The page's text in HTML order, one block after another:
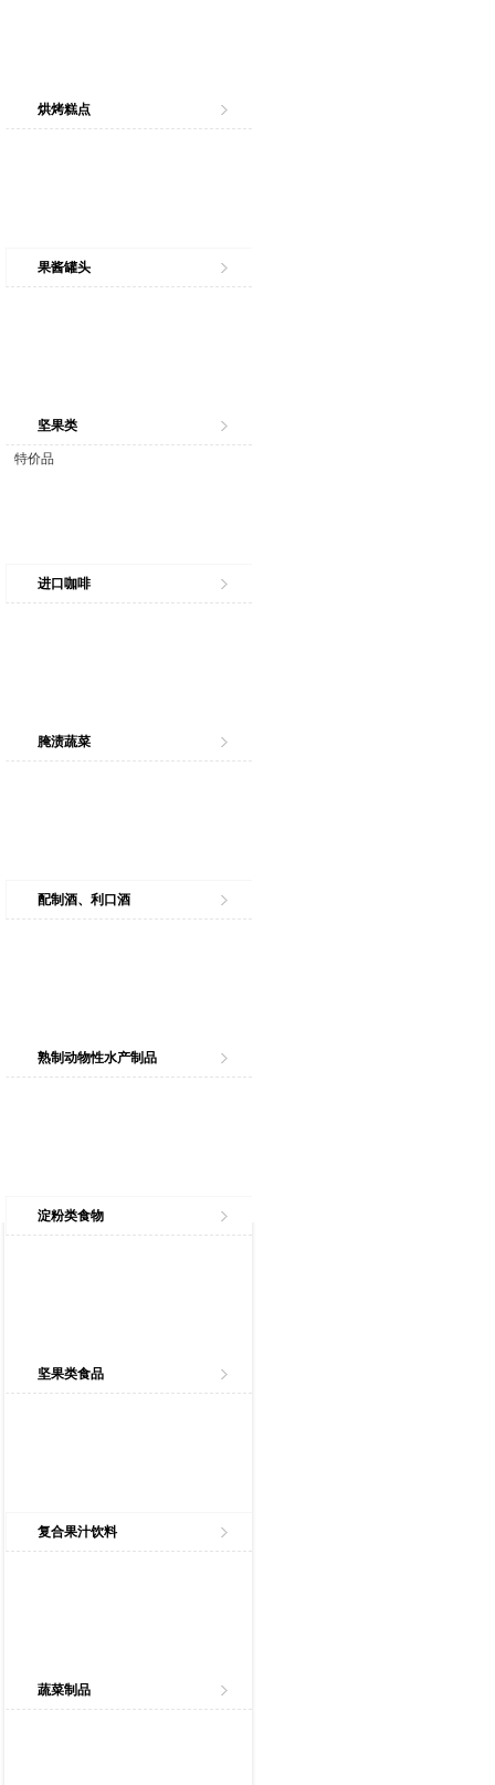
烘烤糕点
果酱罐头
坚果类
特价品
进口咖啡
腌渍蔬菜
配制酒、利口酒
熟制动物性水产制品
淀粉类食物
坚果类食品
复合果汁饮料
蔬菜制品